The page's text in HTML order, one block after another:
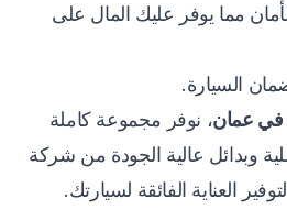
مما يوفر عليك المال على
السيارة.
في عمان، نوفر مجموعة كاملة
وبدائل عالية الجودة من شركة